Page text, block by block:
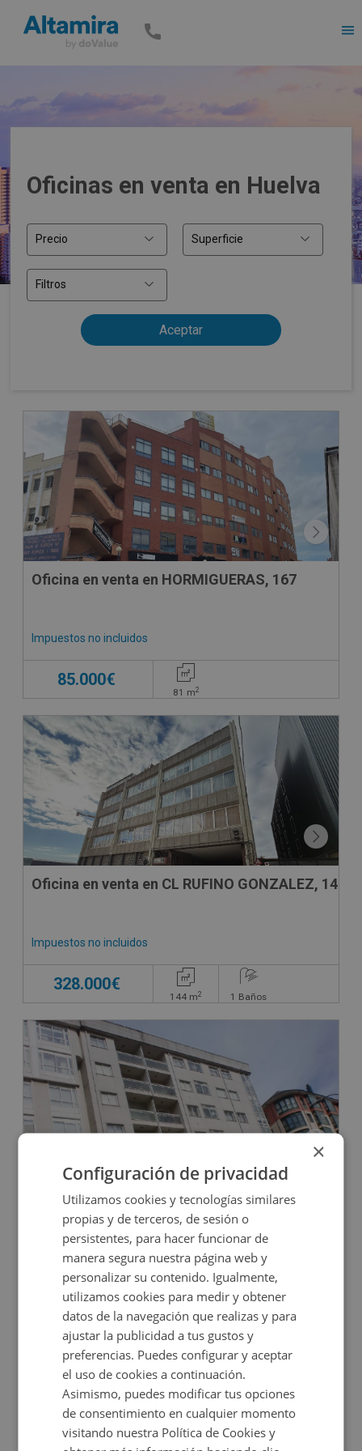
Oficinas en venta en Huelva
Precio Superficie
Filtros
Oficina en venta en HORMIGUERAS, 167
Impuestos no incluidos
85.000€
81 m2
DECO VIRTUAL
Oficina en venta en CL RUFINO GONZALEZ, 14
Impuestos no incluidos
328.000€
144 m2 1 Baños
Rua Calvo Sotelo 211, 27600 Sarria - Lugo
Consultar precio
+ 61m 2
×
Configuración de privacidad
Utilizamos cookies y tecnologías similares
propias y de terceros, de sesión o
persistentes, para hacer funcionar de
manera segura nuestra página web y
personalizar su contenido. Igualmente,
utilizamos cookies para medir y obtener
datos de la navegación que realizas y para
ajustar la publicidad a tus gustos y
preferencias. Puedes configurar y aceptar
el uso de cookies a continuación.
Asimismo, puedes modificar tus opciones
de consentimiento en cualquier momento
visitando nuestra Política de Cookies y